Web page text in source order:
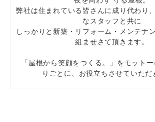
弊社は住まれている皆さんに成り代わり
なスタッフと共に
しっかりと新築・リフォーム・メンテナ
組ませさて頂きます。
「屋根から笑顔をつくる。」をモット
りごとに、お役立ちさせていただ